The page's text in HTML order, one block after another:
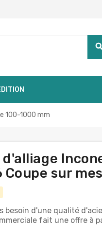
100-1000 mm
d'alliage
Coupe sur
besoin d'une qualité
fait une offre à